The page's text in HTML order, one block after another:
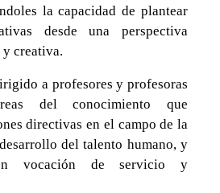
la capacidad de plantear
desde una perspectiva
creativa.
a profesores y profesoras
del conocimiento que
directivas en el campo de la
del talento humano, y
vocación de servicio y